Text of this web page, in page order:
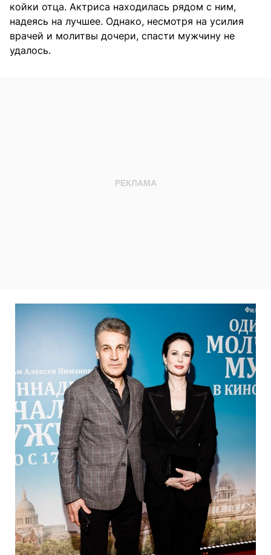
койки отца. Актриса находилась рядом с ним,
надеясь на лучшее. Однако, несмотря на усилия
врачей и молитвы дочери, спасти мужчину не
удалось.